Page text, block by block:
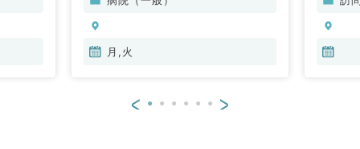
月,火
< >